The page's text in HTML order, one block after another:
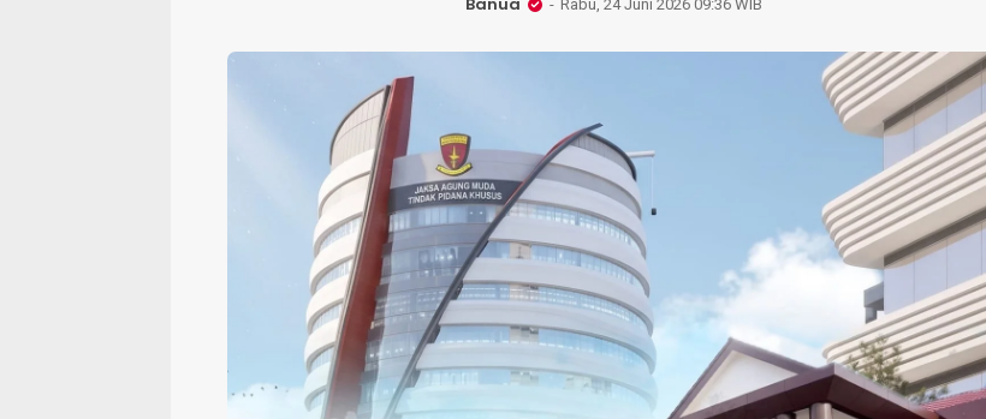
Banua Rabu, 24 Juni 2026 09:36 WIB